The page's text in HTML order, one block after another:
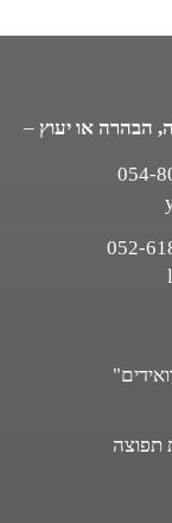
הבהרה או יעוץ –
054-
052-
תפוצה